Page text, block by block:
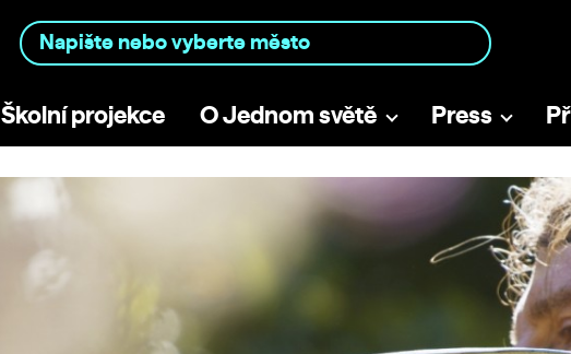
Školní projekce O Jednom světě Press